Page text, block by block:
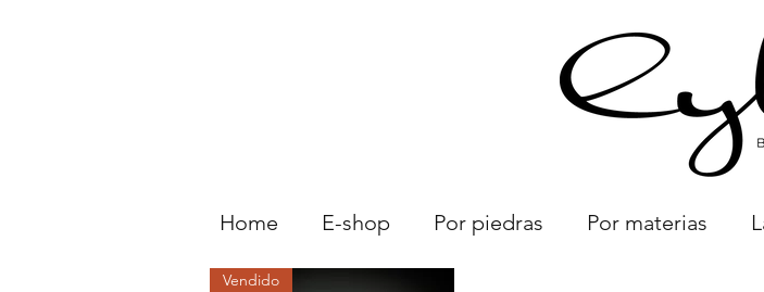
Home E-shop Por piedras Por materias
Vendido